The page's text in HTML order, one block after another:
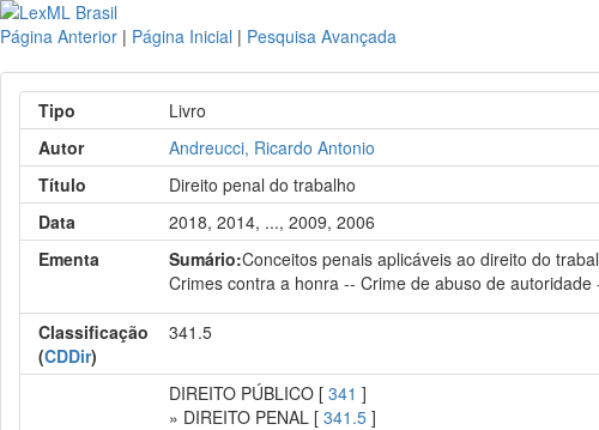
Página Anterior | Página Inicial | Pesquisa Avançada
Tipo
Livro
Autor
Andreucci, Ricardo Antonio
Título
Direito penal do trabalho
Data
2018, 2014, ..., 2009, 2006
Ementa
Sumário:Conceitos penais aplicáveis ao direito do
Crimes contra a honra -- Crime de abuso de
Classificação
(CDDir)
341.5
DIREITO PÚBLICO [341 ]
» DIREITO PENAL [341.5 ]